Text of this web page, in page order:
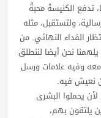
الكنيسةَ محبةُ
ولتستقبل، مثله
الفداء النهائي. من
يلهمنا نحن أيضا لننطلق
وفيه علامات ورسل
نعيش فيه.
يحملوا البشرى
يلتقون بهم،